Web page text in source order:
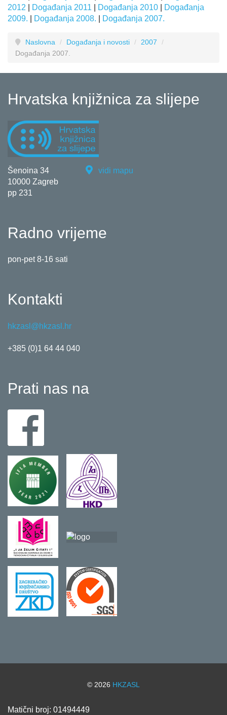
2012
Događanja 2011 Događanja 2010
Događanja
2009.
Događanja 2008. Događanja 2007.
Naslovna / Događanja i novosti / 2007
/
Događanja 2007.
Hrvatska knjižnica za slijepe
Šenoina 34
vidi mapu
10000 Zagreb
pp 231
Radno vrijeme
pon-pet 8-16 sati
Kontakti
hkzasl@hkzasl.hr
+385 (0)1 64 44 040
Prati nas na
© 2026 HKZASL
Matični broj: 01494449